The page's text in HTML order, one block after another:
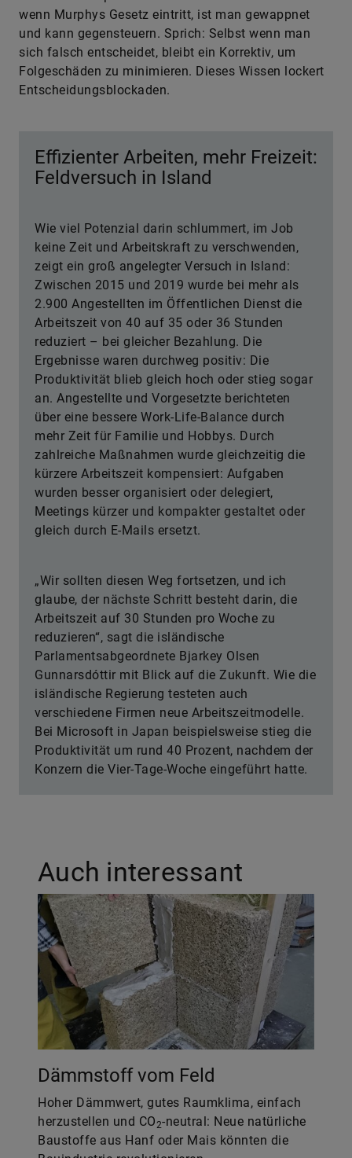
wenn Murphys Gesetz eintritt, ist man gewappnet
und kann gegensteuern. Sprich: Selbst wenn man
sich falsch entscheidet, bleibt ein Korrektiv, um
Folgeschäden zu minimieren. Dieses Wissen lockert
Entscheidungsblockaden.
Effizienter Arbeiten, mehr Freizeit:
Feldversuch in Island
Wie viel Potenzial darin schlummert, im Job
keine Zeit und Arbeitskraft zu verschwenden,
zeigt ein groß angelegter Versuch in Island:
Zwischen 2015 und 2019 wurde bei mehr als
2.900 Angestellten im Öffentlichen Dienst die
Arbeitszeit von 40 auf 35 oder 36 Stunden
reduziert – bei gleicher Bezahlung. Die
Ergebnisse waren durchweg positiv: Die
Produktivität blieb gleich hoch oder stieg sogar
an. Angestellte und Vorgesetzte berichteten
über eine bessere Work-Life-Balance durch
mehr Zeit für Familie und Hobbys. Durch
zahlreiche Maßnahmen wurde gleichzeitig die
kürzere Arbeitszeit kompensiert: Aufgaben
wurden besser organisiert oder delegiert,
Meetings kürzer und kompakter gestaltet oder
gleich durch E-Mails ersetzt.
„Wir sollten diesen Weg fortsetzen, und ich
glaube, der nächste Schritt besteht darin, die
Arbeitszeit auf 30 Stunden pro Woche zu
reduzieren“, sagt die isländische
Parlamentsabgeordnete Bjarkey Olsen
Gunnarsdóttir mit Blick auf die Zukunft. Wie die
isländische Regierung testeten auch
verschiedene Firmen neue Arbeitszeitmodelle.
Bei Microsoft in Japan beispielsweise stieg die
Produktivität um rund 40 Prozent, nachdem der
Konzern die Vier-Tage-Woche eingeführt hatte.
Auch interessant
Dämmstoff vom Feld
Hoher Dämmwert, gutes Raumklima, einfach
herzustellen und CO2-neutral: Neue natürliche
Baustoffe aus Hanf oder Mais könnten die